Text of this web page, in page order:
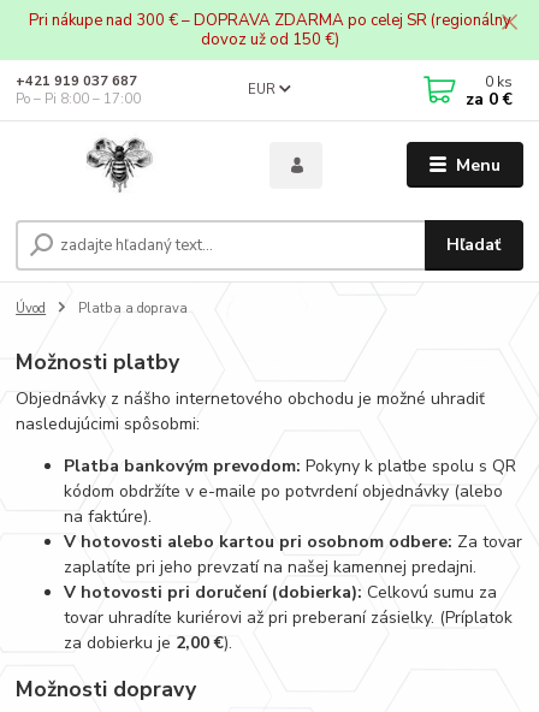
Pri nákupe nad 300 € – DOPRAVA ZDARMA po celej SR (regionálny
dovoz už od 150 €)
Menu
EUR
Hľadať
+421 919 037 687
Po – Pi 8:00 – 17:00
0 ks
za 0 €
Úvod Platba a doprava
Možnosti platby
Objednávky z nášho internetového obchodu je možné uhradiť
nasledujúcimi spôsobmi:
Platba bankovým prevodom: Pokyny k platbe spolu s QR
kódom obdržíte v e-maile po potvrdení objednávky (alebo
na faktúre).
V hotovosti alebo kartou pri osobnom odbere: Za tovar
zaplatíte pri jeho prevzatí na našej kamennej predajni.
V hotovosti pri doručení (dobierka): Celkovú sumu za
tovar uhradíte kuriérovi až pri preberaní zásielky. (Príplatok
za dobierku je 2,00 €).
Možnosti dopravy